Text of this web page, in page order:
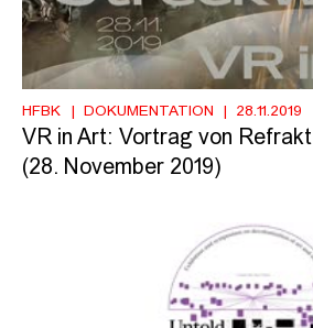
HFBK DOKUMENTATION 28.11.2019
VR in Art: Vortrag von Refrakt
(28. November 2019)